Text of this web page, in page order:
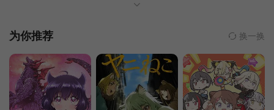
第19集 第20集 第21集
屡派杀手追杀。为查明缘由，大风和李画眉性命互托，共同御敌。
的阴谋当中，大风就是解开所有谜团的钥匙……
为你推荐 换一换